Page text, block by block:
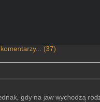
(37)
gdy na jaw wychodzą